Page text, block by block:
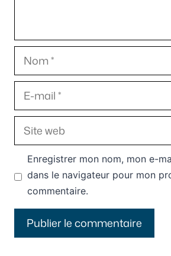
Nom
E-
mail
Site
web
Enregistrer mon nom, mon e-
dans le navigateur pour mon
commentaire.